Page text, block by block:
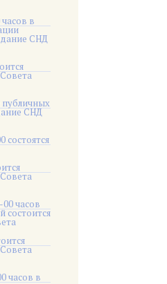
часов в
СНД
публичных
СНД
состоятся
часов
состоится
часов в